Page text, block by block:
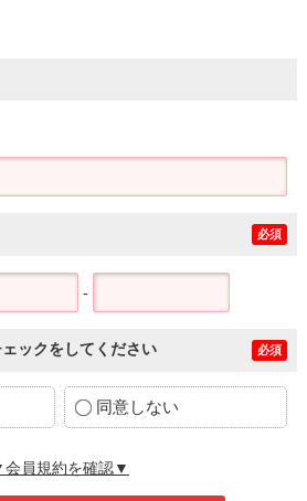
必須
-
ックをしてください 必須
同意しない
員規約を確認▼